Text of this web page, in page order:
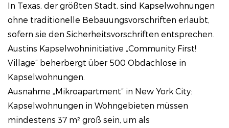
In Texas, der größten Stadt, sind Kapselwohnungen
ohne traditionelle Bebauungsvorschriften erlaubt,
sofern sie den Sicherheitsvorschriften entsprechen.
Austins Kapselwohninitiative „Community First!
Village“ beherbergt über 500 Obdachlose in
Kapselwohnungen.
Ausnahme „Mikroapartment“ in New York City:
Kapselwohnungen in Wohngebieten müssen
mindestens 37 m² groß sein, um als